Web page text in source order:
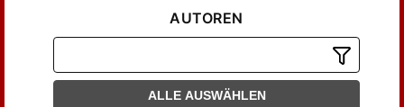
AUTOREN
ALLE AUSWÄHLEN